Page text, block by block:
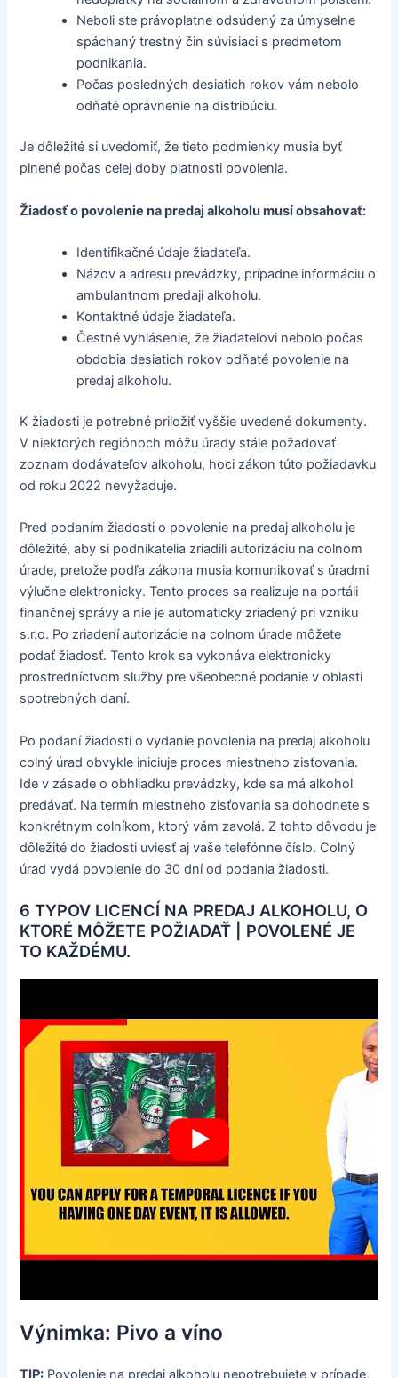
Neboli ste právoplatne odsúdený za úmyselne
spáchaný trestný čin súvisiaci s predmetom
podnikania.
Počas posledných desiatich rokov vám nebolo
odňaté oprávnenie na distribúciu.
Je dôležité si uvedomiť, že tieto podmienky musia byť
plnené počas celej doby platnosti povolenia.
Žiadosť o povolenie na predaj alkoholu musí obsahovať:
Identifikačné údaje žiadateľa.
Názov a adresu prevádzky, prípadne informáciu o
ambulantnom predaji alkoholu.
Kontaktné údaje žiadateľa.
Čestné vyhlásenie, že žiadateľovi nebolo počas
obdobia desiatich rokov odňaté povolenie na
predaj alkoholu.
K žiadosti je potrebné priložiť vyššie uvedené dokumenty.
V niektorých regiónoch môžu úrady stále požadovať
zoznam dodávateľov alkoholu, hoci zákon túto požiadavku
od roku 2022 nevyžaduje.
Pred podaním žiadosti o povolenie na predaj alkoholu je
dôležité, aby si podnikatelia zriadili autorizáciu na colnom
úrade, pretože podľa zákona musia komunikovať s úradmi
výlučne elektronicky. Tento proces sa realizuje na portáli
finančnej správy a nie je automaticky zriadený pri vzniku
s.r.o. Po zriadení autorizácie na colnom úrade môžete
podať žiadosť. Tento krok sa vykonáva elektronicky
prostredníctvom služby pre všeobecné podanie v oblasti
spotrebných daní.
Po podaní žiadosti o vydanie povolenia na predaj alkoholu
colný úrad obvykle iniciuje proces miestneho zisťovania.
Ide v zásade o obhliadku prevádzky, kde sa má alkohol
predávať. Na termín miestneho zisťovania sa dohodnete s
konkrétnym colníkom, ktorý vám zavolá. Z tohto dôvodu je
dôležité do žiadosti uviesť aj vaše telefónne číslo. Colný
úrad vydá povolenie do 30 dní od podania žiadosti.
6 TYPOV LICENCÍ NA PREDAJ ALKOHOLU, O
KTORÉ MÔŽETE POŽIADAŤ | POVOLENÉ JE
TO KAŽDÉMU.
Výnimka: Pivo a víno
TIP: Povolenie na predaj alkoholu nepotrebujete v prípade,